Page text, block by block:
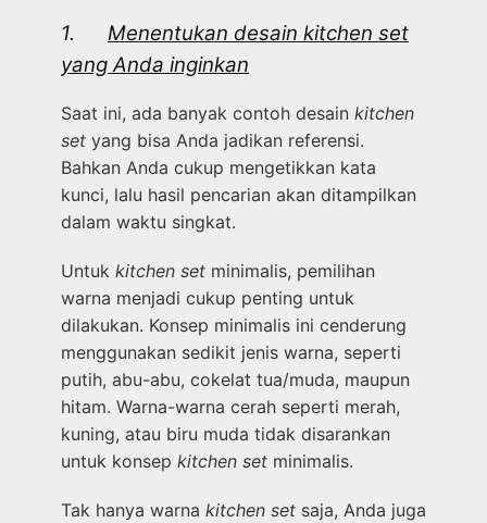
1. Menentukan desain kitchen set
yang Anda inginkan
Saat ini, ada banyak contoh desain kitchen
set yang bisa Anda jadikan referensi.
Bahkan Anda cukup mengetikkan kata
kunci, lalu hasil pencarian akan ditampilkan
dalam waktu singkat.
Untuk kitchen set minimalis, pemilihan
warna menjadi cukup penting untuk
dilakukan. Konsep minimalis ini cenderung
menggunakan sedikit jenis warna, seperti
putih, abu-abu, cokelat tua/muda, maupun
hitam. Warna-warna cerah seperti merah,
kuning, atau biru muda tidak disarankan
untuk konsep kitchen set minimalis.
Tak hanya warna kitchen set saja, Anda juga